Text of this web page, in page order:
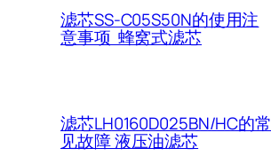
滤芯SS-C05S50N的使用注
意事项 蜂窝式滤芯
滤芯LH0160D025BN/HC的常
见故障 液压油滤芯